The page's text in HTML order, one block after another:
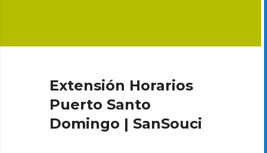
Extensión Horarios
Puerto Santo
Domingo | SanSouci